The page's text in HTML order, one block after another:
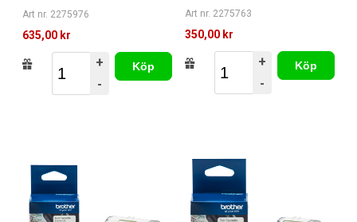
Art nr. 2275976
635,00 kr
+
-
Köp
Art nr. 2275763
350,00 kr
+
-
Köp